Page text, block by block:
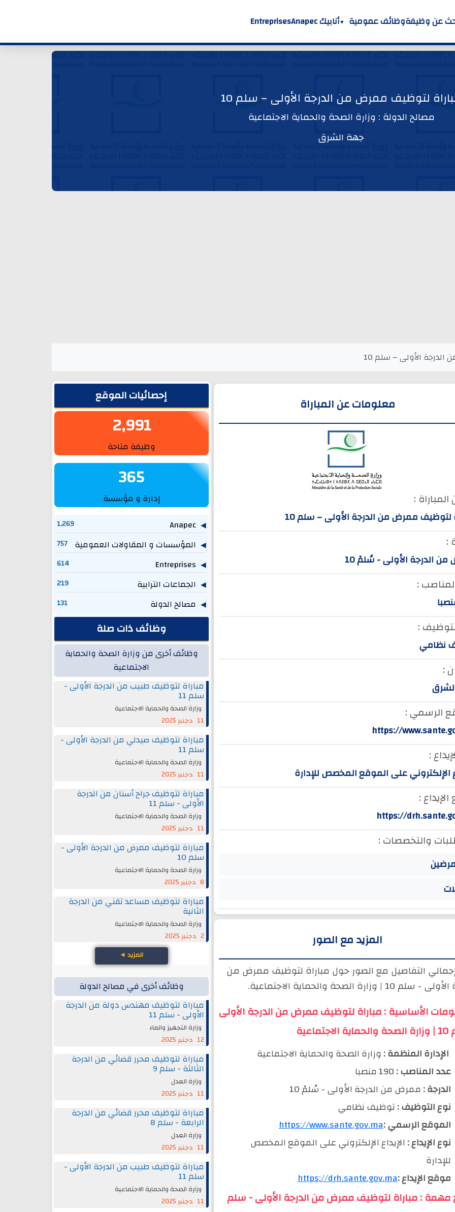
عن وظيفةوظائف عمومية أنابيك Anapec Entreprises
لتوظيف ممرض من الدرجة الأولى – سلم 10
مصالح الدولة : وزارة الصحة والحماية الاجتماعية
جهة الشرق
الأولى – سلم 10
معلومات عن المباراة
:
لتوظيف ممرض من الدرجة الأولى – سلم 10
:
الدرجة الأولى - سُلمْ 10
:
:
نظامي
:
الرسمي :
https://
:
الإلكتروني على الموقع المخصص للإدارة
:
https://
والتخصصات :
المزيد مع الصور
التفاصيل مع الصور حول مباراة لتوظيف ممرض من
10 | وزارة الصحة والحماية الاجتماعية.
الأساسية : مباراة لتوظيف ممرض من الدرجة الأولى
️ الإدارة المنظمة : وزارة الصحة والحماية الاجتماعية
عدد المناصب :
الدرجة : ممرض من الدرجة الأولى - سُلمْ 10
نوع التوظيف :توظيف نظامي
الموقع الرسمي :https://www.sante.gov.ma
نوع الإيداع : الإيداع الإلكتروني على الموقع المخصص
للإدارة
موقع الإيداع :https://drh.sante.gov.ma
مهمة : مباراة لتوظيف ممرض من الدرجة الأولى - سلم
الشريط الجانبيإحصائيات الموقع
2,991
وظيفة متاحة
365
إدارة و مؤسسة
Anapec
1,269
المؤسسات و المقاولات العمومية 757
614
الجماعات الترابية 219
مصالح الدولة 131
وظائف ذات صلة
وظائف أخرى من وزارة الصحة والحماية
الاجتماعية
مباراة لتوظيف طبيب من الدرجة الأولى -
سلم 11
وزارة الصحة والحماية الاجتماعية
11 دجنبر 2025
مباراة لتوظيف صيدلي من الدرجة الأولى -
سلم 11
وزارة الصحة والحماية الاجتماعية
11 دجنبر 2025
مباراة لتوظيف جراح أسنان من الدرجة
الأولى - سلم 11
وزارة الصحة والحماية الاجتماعية
11 دجنبر 2025
مباراة لتوظيف ممرض من الدرجة الأولى -
سلم 10
وزارة الصحة والحماية الاجتماعية
8 دجنبر 2025
مباراة لتوظيف مساعد تقني من الدرجة
الثانية
وزارة الصحة والحماية الاجتماعية
2 دجنبر 2025
المزيد ◄
وظائف أخرى في مصالح الدولة
مباراة لتوظيف مهندس دولة من الدرجة
الأولى - سلم 11
وزارة التجهيز والماء
12 دجنبر 2025
مباراة لتوظيف محرر قضائي من الدرجة
الثالثة - سلم 9
وزارة العدل
11 دجنبر 2025
مباراة لتوظيف محرر قضائي من الدرجة
الرابعة - سلم 8
وزارة العدل
11 دجنبر 2025
مباراة لتوظيف طبيب من الدرجة الأولى -
سلم 11
وزارة الصحة والحماية الاجتماعية
11 دجنبر 2025